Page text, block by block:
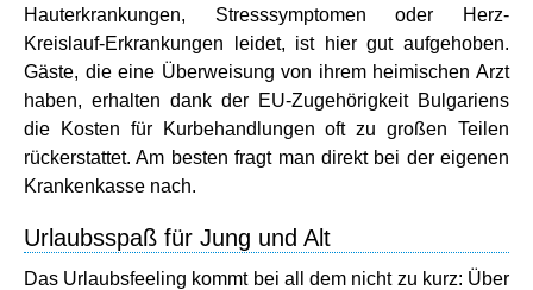
Hauterkrankungen, Stresssymptomen oder Herz-
Kreislauf-Erkrankungen leidet, ist hier gut aufgehoben.
Gäste, die eine Überweisung von ihrem heimischen Arzt
haben, erhalten dank der EU-Zugehörigkeit Bulgariens
die Kosten für Kurbehandlungen oft zu großen Teilen
rückerstattet. Am besten fragt man direkt bei der eigenen
Krankenkasse nach.
Urlaubsspaß für Jung und Alt
Das Urlaubsfeeling kommt bei all dem nicht zu kurz: Über